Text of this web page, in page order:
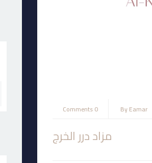
ByEamar
0 Comments
مزاد درر الخرج